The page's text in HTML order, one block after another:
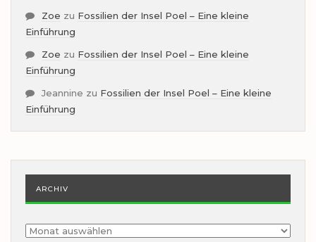
Zoe zu Fossilien der Insel Poel – Eine kleine
Einführung
Zoe zu Fossilien der Insel Poel – Eine kleine
Einführung
Jeannine zu Fossilien der Insel Poel – Eine kleine
Einführung
ARCHIV
Archiv